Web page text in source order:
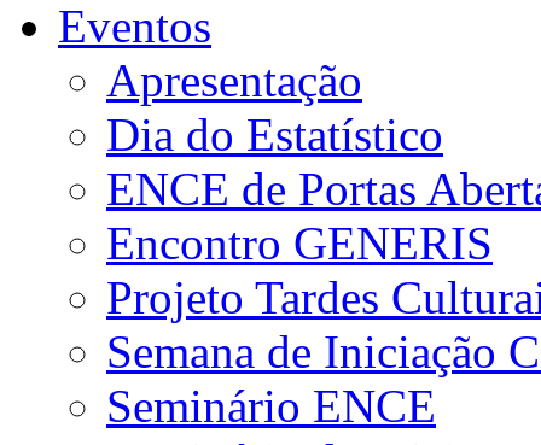
Eventos
Apresentação
Dia do Estatístico
ENCE de Portas
Encontro GENERIS
Projeto Tardes
Semana de Iniciação
Seminário ENCE